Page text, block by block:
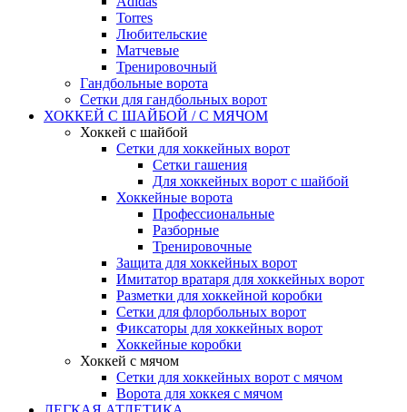
Torres
Любительские
Матчевые
Тренировочный
Гандбольные ворота
Сетки для гандбольных ворот
ХОККЕЙ С ШАЙБОЙ / С МЯЧОМ
Хоккей с шайбой
Сетки для хоккейных ворот
Сетки гашения
Для хоккейных ворот с шайбой
Хоккейные ворота
Профессиональные
Разборные
Тренировочные
Защита для хоккейных ворот
Имитатор вратаря для хоккейных ворот
Разметки для хоккейной коробки
Сетки для флорбольных ворот
Фиксаторы для хоккейных ворот
Хоккейные коробки
Хоккей с мячом
Сетки для хоккейных ворот с мячом
Ворота для хоккея с мячом